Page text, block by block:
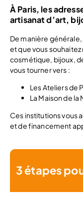
À Paris, les
artisanat d’art,
De manière générale,
et que vous
cosmétique, bijoux,
vous tourner vers :
Les Ateliers de
La Maison de la
Ces institutions vous
et de financement
3 étapes